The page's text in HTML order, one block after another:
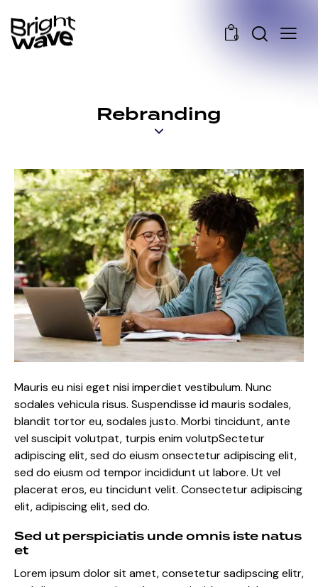
0
Rebranding
Mauris eu nisi eget nisi imperdiet vestibulum. Nunc
sodales vehicula risus. Suspendisse id mauris sodales,
blandit tortor eu, sodales justo. Morbi tincidunt, ante
vel suscipit volutpat, turpis enim volutpSectetur
adipiscing elit, sed do eiusm onsectetur adipiscing elit,
sed do eiusm od tempor incididunt ut labore. Ut vel
placerat eros, eu tincidunt velit. Consectetur adipiscing
elit, adipiscing elit, sed do.
Sed ut perspiciatis unde omnis iste natus
et
Lorem ipsum dolor sit amet, consetetur sadipscing elitr,